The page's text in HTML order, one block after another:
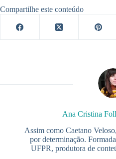
Compartilhe este conteúdo
Ana Cristina
Assim como Caetano
por determinação.
UFPR, produtora de